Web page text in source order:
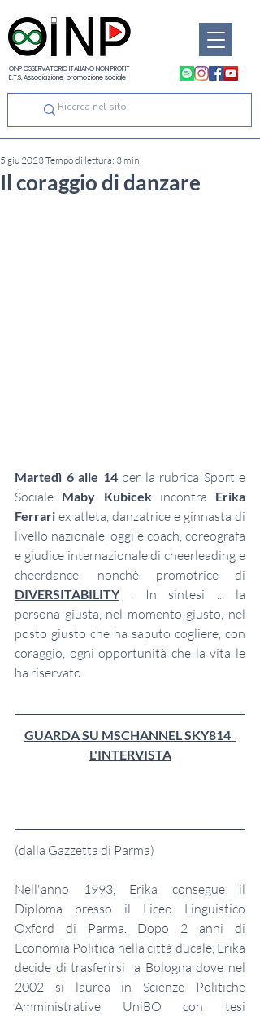
OINP OSSERVATORIO ITALIANO NON PROFIT
E.T.S. Associazione promozione sociale
Il coraggio di danzare
5 giu 2023Tempo di lettura: 3 min
Martedì 6 alle 14 per la rubrica Sport e
Sociale Maby Kubicek incontra Erika
Ferrari ex atleta, danzatrice e ginnasta di
livello nazionale, oggi è coach, coreografa
e giudice internazionale di cheerleading e
DIVERSITABILITY . In sintesi ... la
persona giusta, nel momento giusto, nel
posto giusto che ha saputo cogliere, con
coraggio, ogni opportunità che la vita le
ha riservato.
GUARDA SU MSCHANNEL SKY814
L'INTERVISTA
(dalla Gazzetta di Parma)
Nell'anno 1993, Erika consegue il
Diploma presso il Liceo Linguistico
Oxford di Parma. Dopo 2 anni di
Economia Politica nella città ducale, Erika
decide di trasferirsi  a Bologna dove nel
2002 si laurea in Scienze Politiche
Amministrative UniBO con tesi